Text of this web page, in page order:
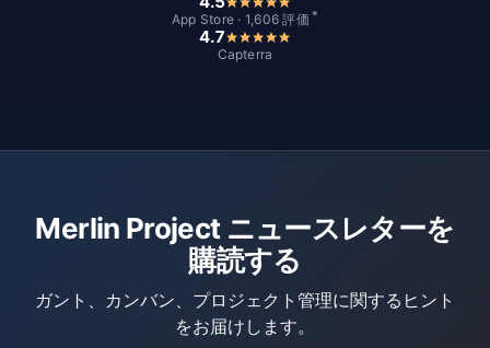
App Store · 1,606 評価 *
4.7
Capterra
Merlin Project ニュースレターを
購読する
ガント、カンバン、プロジェクト管理に関するヒント
をお届けします。